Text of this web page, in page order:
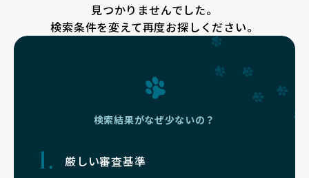
見つかりませんでした。
検索条件を変えて再度お探しください。
検索結果がなぜ少ないの？
厳しい審査基準